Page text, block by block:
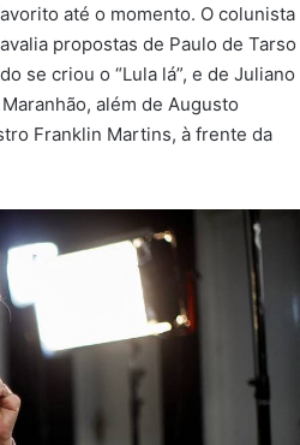
até o momento. O colunista
propostas de Paulo de Tarso
se criou o “Lula lá”, e de Juliano
além de Augusto
Franklin Martins, à frente da